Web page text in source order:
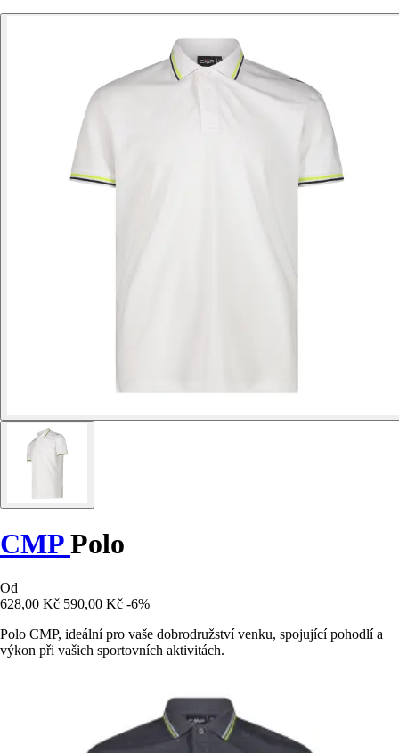
CMPPolo
Od
628,00 Kč 590,00 Kč -6%
Polo CMP, ideální pro vaše dobrodružství venku, spojující pohodlí a
výkon při vašich sportovních aktivitách.